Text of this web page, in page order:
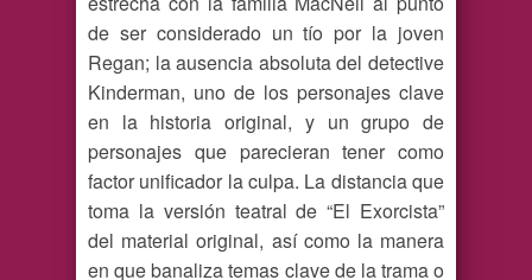
de ser considerado un tío por la joven
Regan; la ausencia absoluta del detective
Kinderman, uno de los personajes clave
en la historia original, y un grupo de
personajes que parecieran tener como
factor unificador la culpa. La distancia que
toma la versión teatral de “El Exorcista”
del material original, así como la manera
en que banaliza temas clave de la trama o